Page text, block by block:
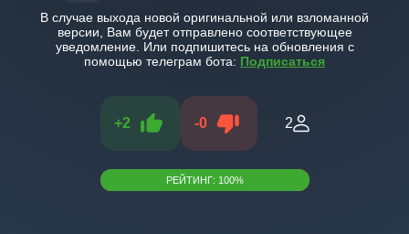
В случае выхода новой оригинальной или взломанной
версии, Вам будет отправлено соответствующее
уведомление. Или подпишитесь на обновления с
помощью телеграм бота: Подписаться
+2 -0 2
РЕЙТИНГ: 100%